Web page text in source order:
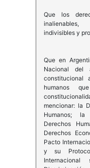
Que los
inalienables,
indivisibles y
Que en
Nacional del
constitucional
humanos
mencionar: la
Humanos; la
Derechos
Derechos
Pacto
y su